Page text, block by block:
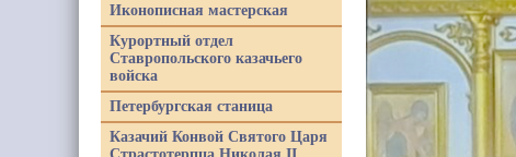
Иконописная мастерская
Курортный отдел
Ставропольского казачьего
войска
Петербургская станица
Казачий Конвой Святого Царя